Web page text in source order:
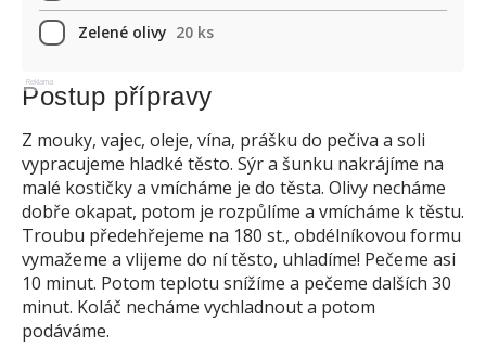
Zelené olivy 20 ks
Reklama
Postup přípravy
Z mouky, vajec, oleje, vína, prášku do pečiva a soli
vypracujeme hladké těsto. Sýr a šunku nakrájíme na
malé kostičky a vmícháme je do těsta. Olivy necháme
dobře okapat, potom je rozpůlíme a vmícháme k těstu.
Troubu předehřejeme na 180 st., obdélníkovou formu
vymažeme a vlijeme do ní těsto, uhladíme! Pečeme asi
10 minut. Potom teplotu snížíme a pečeme dalších 30
minut. Koláč necháme vychladnout a potom
podáváme.